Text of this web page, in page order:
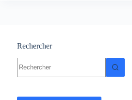
4
Rechercher
résultat